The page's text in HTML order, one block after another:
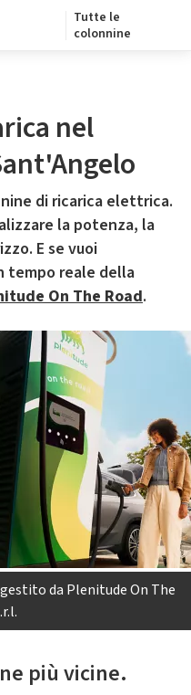
Tutte le
colonnine
nel
di ricarica elettrica.
la potenza, la
E se vuoi
tempo reale della
On The Road.
da Plenitude On The
più vicine.